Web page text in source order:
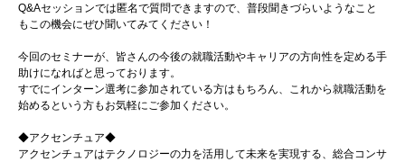
Q&Aセッションでは匿名で質問できますので、普段聞きづらいようなこと
もこの機会にぜひ聞いてみてください！
今回のセミナーが、皆さんの今後の就職活動やキャリアの方向性を定める手
助けになればと思っております。
すでにインターン選考に参加されている方はもちろん、これから就職活動を
始めるという方もお気軽にご参加ください。
◆アクセンチュア◆
アクセンチュアはテクノロジーの力を活用して未来を実現する、総合コンサ